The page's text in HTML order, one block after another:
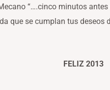
“….cinco minutos antes
que se cumplan tus
FELIZ 2013